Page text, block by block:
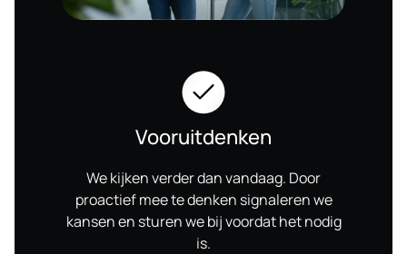
Vooruitdenken
We kijken verder dan vandaag. Door
proactief mee te denken signaleren we
kansen en sturen we bij voordat het nodig
is.